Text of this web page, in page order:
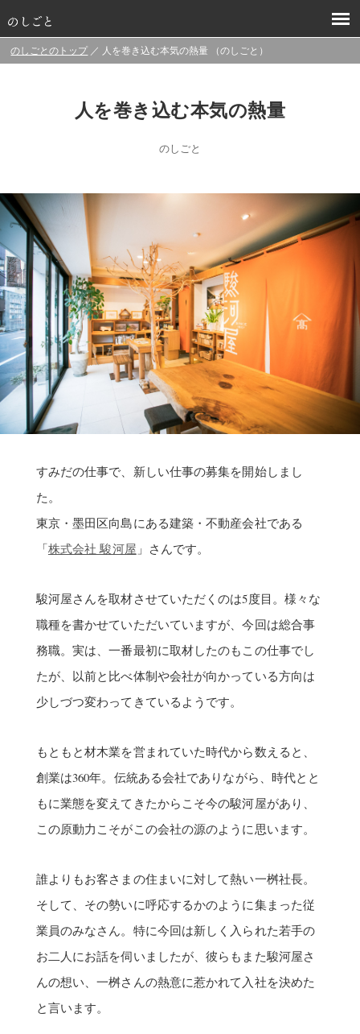
のしごとのトップ ／ 人を巻き込む本気の熱量 （のしごと）
人を巻き込む本気の熱量
のしごと
すみだの仕事で、新しい仕事の募集を開始しまし
た。
東京・墨田区向島にある建築・不動産会社である
「株式会社 駿河屋 」さんです。
駿河屋さんを取材させていただくのは5度目。様々な
職種を書かせていただいていますが、今回は総合事
務職。実は、一番最初に取材したのもこの仕事でし
たが、以前と比べ体制や会社が向かっている方向は
少しづつ変わってきているようです。
もともと材木業を営まれていた時代から数えると、
創業は360年。伝統ある会社でありながら、時代とと
もに業態を変えてきたからこそ今の駿河屋があり、
この原動力こそがこの会社の源のように思います。
誰よりもお客さまの住まいに対して熱い一桝社長。
そして、その勢いに呼応するかのように集まった従
業員のみなさん。特に今回は新しく入られた若手の
お二人にお話を伺いましたが、彼らもまた駿河屋さ
んの想い、一桝さんの熱意に惹かれて入社を決めた
と言います。